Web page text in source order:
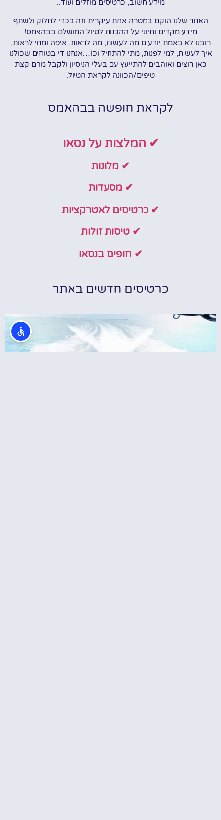
מידע חשוב, כרטיסים מוזלים ועוד..
האתר שלנו הוקם במטרה אחת עיקרית וזה בכדי לחלוק ולשתף
מידע מקדים וחיוני על ההכנות לטיול המושלם בבהאמס!
רובנו לא באמת יודעים מה לעשות, מה לראות, איפה ומתי לראות,
איך לעשות, למי לפנות, מתי להתחיל וכו'…אנחנו די בטוחים שכולנו
כאן רוצים ואוהבים להתייעץ עם בעלי הניסיון ולקבל מהם קצת
טיפים/הכוונה לקראת הטיול.
לקראת חופשה בבהאמס
✔ המלצות על נסאו
✔ מלונות
✔ מסעדות
✔ כרטיסים לאטרקציות
✔ טיסות זולות
✔ חופים בנסאו
כרטיסים חדשים באתר